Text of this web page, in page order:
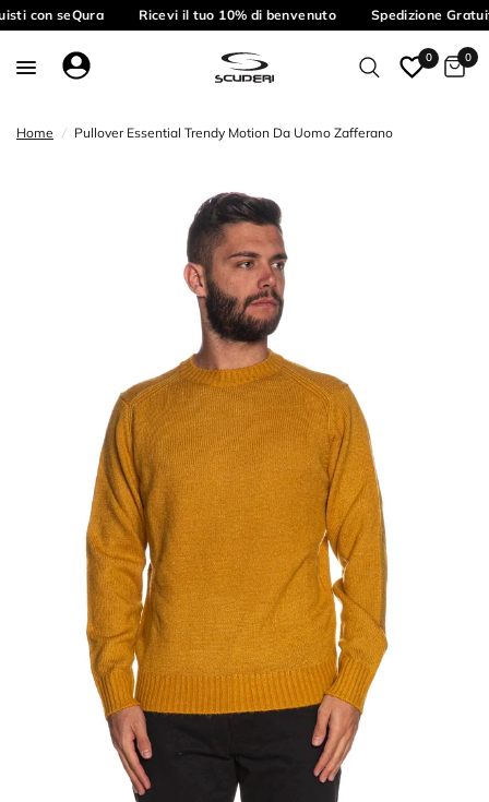
con seQura Ricevi il tuo 10% di benvenuto Spedizione
0 0
Home / Pullover Essential Trendy Motion Da Uomo Zafferano